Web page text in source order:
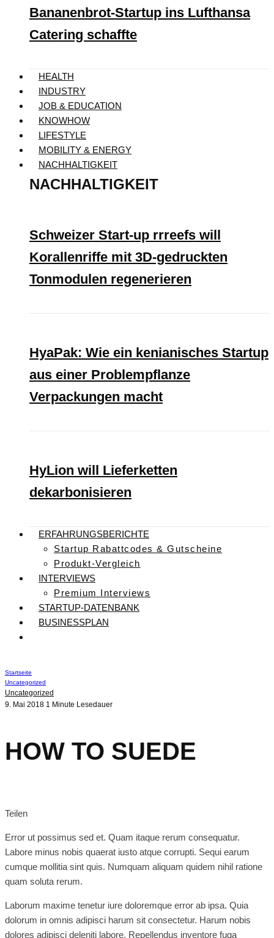
Bananenbrot-Startup ins Lufthansa
Catering schaffte
HEALTH
INDUSTRY
JOB & EDUCATION
KNOWHOW
LIFESTYLE
MOBILITY & ENERGY
NACHHALTIGKEIT
NACHHALTIGKEIT
Schweizer Start-up rrreefs will
Korallenriffe mit 3D-gedruckten
Tonmodulen regenerieren
HyaPak: Wie ein kenianisches Startup
aus einer Problempflanze
Verpackungen macht
HyLion will Lieferketten
dekarbonisieren
ERFAHRUNGSBERICHTE
Startup Rabattcodes & Gutscheine
Produkt-Vergleich
INTERVIEWS
Premium Interviews
STARTUP-DATENBANK
BUSINESSPLAN
Startseite
Uncategorized
Uncategorized
9. Mai 2018 1 Minute Lesedauer
HOW TO SUEDE
Teilen
Error ut possimus sed et. Quam itaque rerum consequatur.
Labore minus nobis quaerat iusto atque corrupti. Sequi earum
cumque mollitia sint quis. Numquam aliquam quidem nihil ratione
quam soluta rerum.
Laborum maxime tenetur iure doloremque error ab ipsa. Quia
dolorum in omnis adipisci harum sit consectetur. Harum nobis
dolores adipisci deleniti labore. Repellendus inventore fuga